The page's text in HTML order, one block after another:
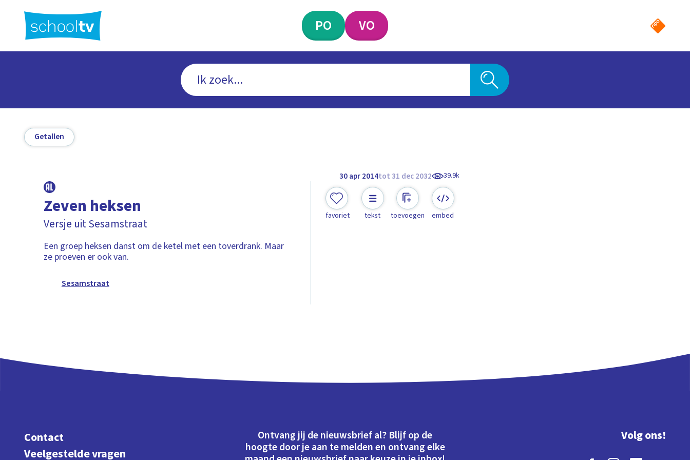
hoofdinhoud
PO VO
Getallen
30 apr 2014tot 31 dec 2032 39.9k
Zeven heksen
Versje uit Sesamstraat
Een groep heksen danst om de ketel met een toverdrank. Maar
ze proeven er ook van.
Sesamstraat
favoriet tekst toevoegen embed
Contact
Veelgestelde vragen
Ontvang jij de nieuwsbrief al? Blijf op de
hoogte door je aan te melden en ontvang elke
Volg ons!